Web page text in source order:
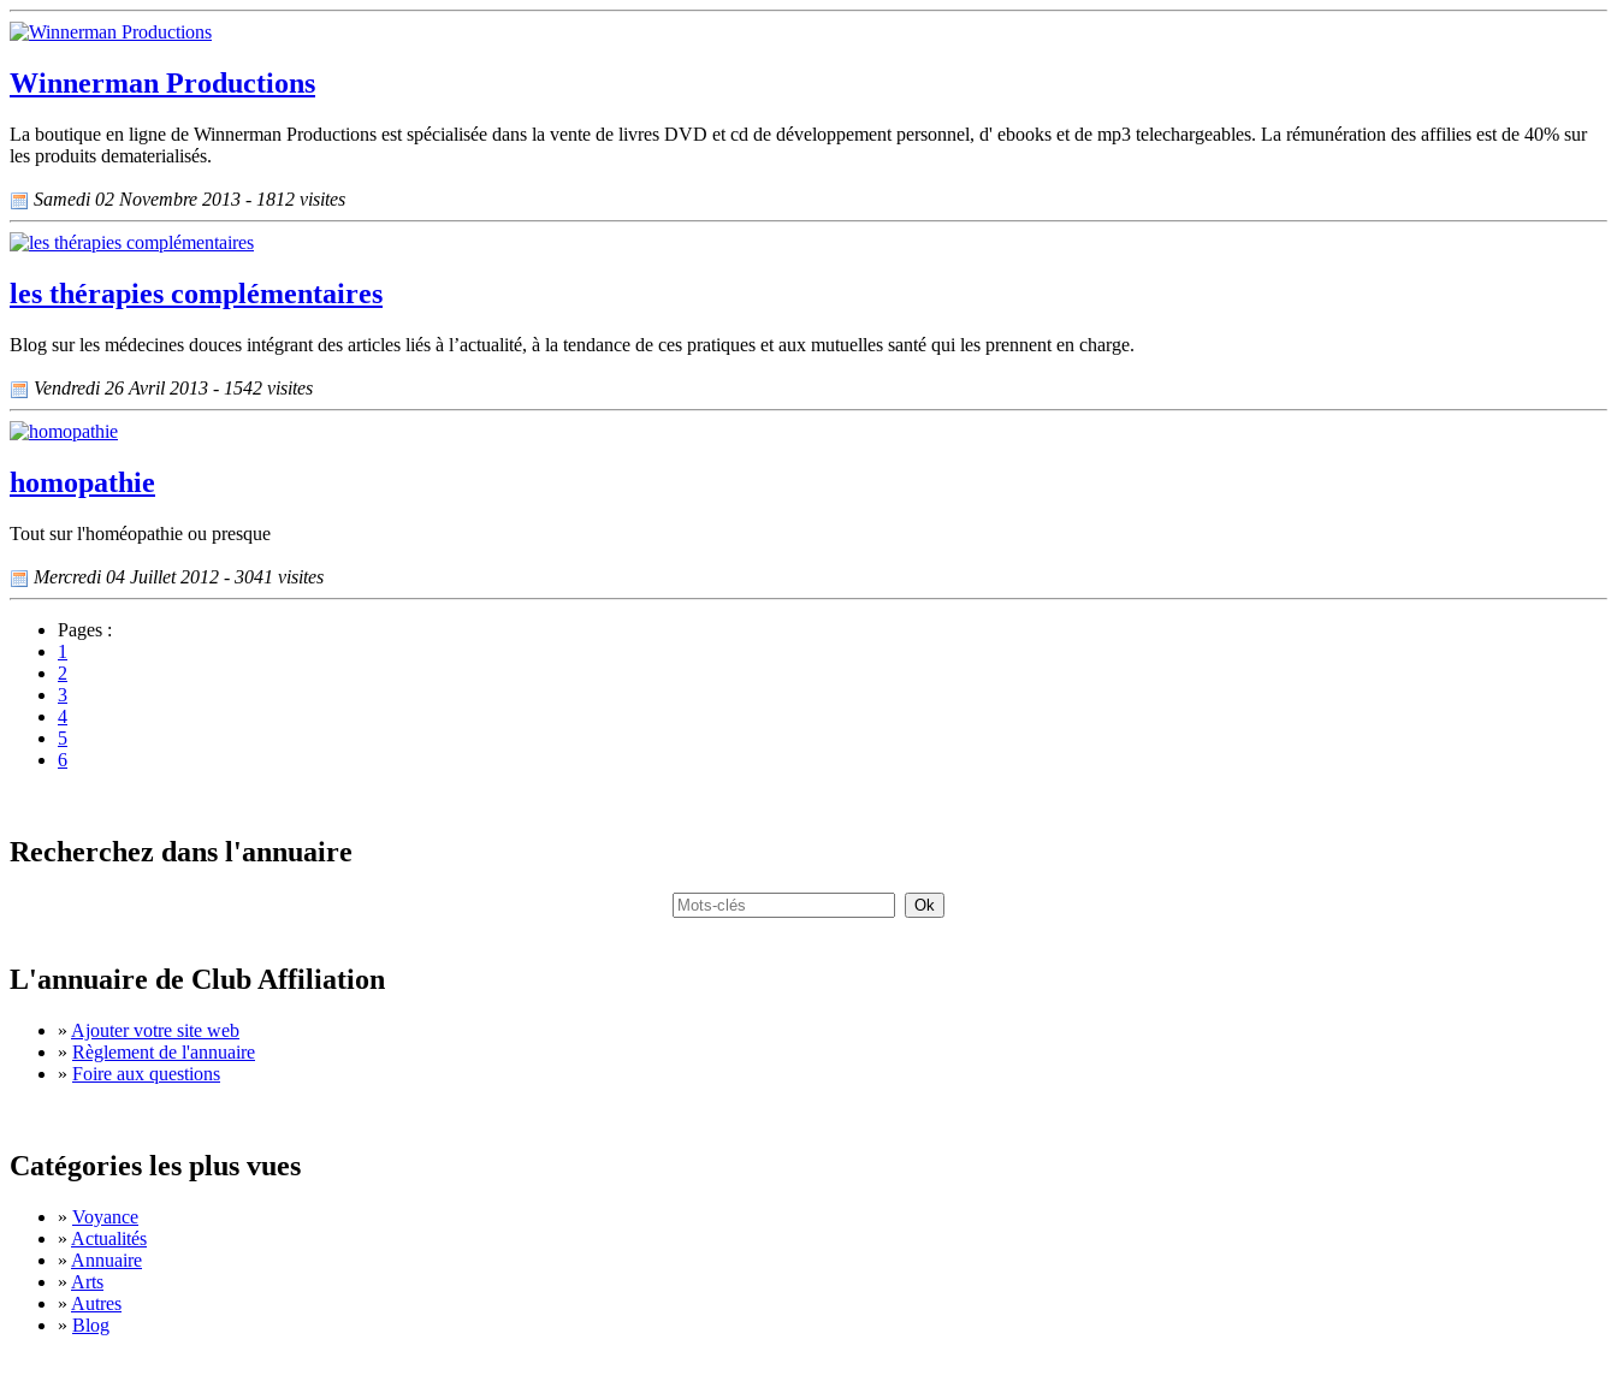
Winnerman Productions
La boutique en ligne de Winnerman Productions est spécialisée dans la vente de livres DVD et cd de développement personnel, d' ebooks et de mp3 telechargeables. La rémunération des affilies est de 40% sur
les produits dematerialisés.
Samedi 02 Novembre 2013 - 1812 visites
les thérapies complémentaires
Blog sur les médecines douces intégrant des articles liés à l’actualité, à la tendance de ces pratiques et aux mutuelles santé qui les prennent en charge.
Vendredi 26 Avril 2013 - 1542 visites
homopathie
Tout sur l'homéopathie ou presque
Mercredi 04 Juillet 2012 - 3041 visites
Pages :
1
2
3
4
5
6
Recherchez dans l'annuaire
L'annuaire de Club Affiliation
» Ajouter votre site web
» Règlement de l'annuaire
» Foire aux questions
Catégories les plus vues
» Voyance
» Actualités
» Annuaire
» Arts
» Autres
» Blog